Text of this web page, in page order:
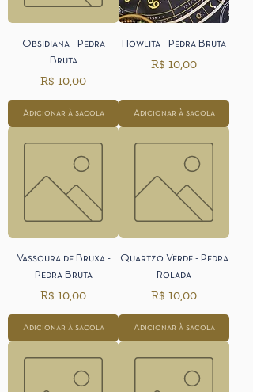
Obsidiana - Pedra
Bruta
Preço
R$ 10,00
Adicionar à sacola
Howlita - Pedra Bruta
Preço
R$ 10,00
Adicionar à sacola
Vassoura de Bruxa -
Pedra Bruta
Preço
R$ 10,00
Adicionar à sacola
Quartzo Verde - Pedra
Rolada
Preço
R$ 10,00
Adicionar à sacola